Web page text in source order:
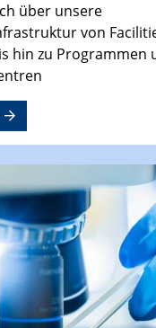
über unsere
von
hin zu Programmen